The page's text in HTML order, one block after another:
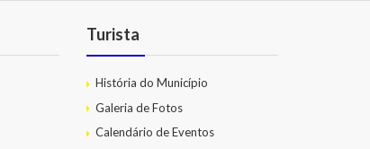
Turista
História do Município
Galeria de Fotos
Calendário de Eventos